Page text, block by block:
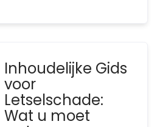
Inhoudelijke Gids
voor
Letselschade:
Wat u moet